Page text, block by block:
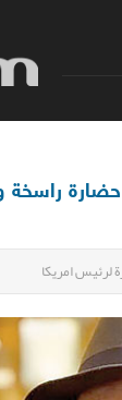
لرئيس امریکا